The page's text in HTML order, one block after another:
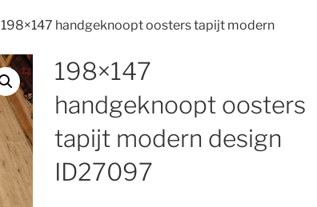
198×147 handgeknoopt oosters tapijt modern
198×147
handgeknoopt oosters
tapijt modern design
ID27097